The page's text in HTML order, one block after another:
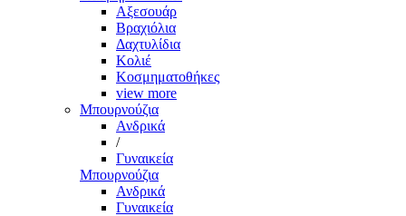
Αξεσουάρ
Βραχιόλια
Δαχτυλίδια
Κολιέ
Κοσμηματοθήκες
view more
Μπουρνούζια
Ανδρικά
/
Γυναικεία
Μπουρνούζια
Ανδρικά
Γυναικεία